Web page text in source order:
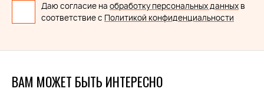
Даю согласие на обработку персональных данных в
соответствие с Политикой конфиденциальности
ВАМ МОЖЕТ БЫТЬ ИНТЕРЕСНО